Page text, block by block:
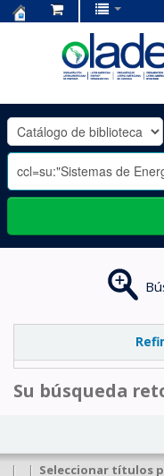
OLADE
-
Su búsqueda
| | Seleccionar títulos